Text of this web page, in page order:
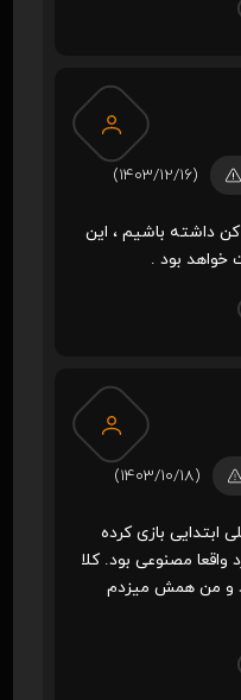
(1403/12/16)
داشته باشیم ، این
خواهد بود .
(1403/10/18)
ابتدایی بازی کرده
مصنوعی بود. کلا
و من همش میزدم